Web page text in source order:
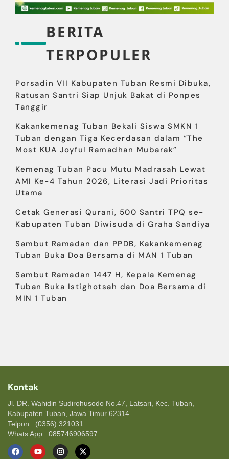
BERITA
TERPOPULER
Porsadin VII Kabupaten Tuban Resmi Dibuka,
Ratusan Santri Siap Unjuk Bakat di Ponpes
Tanggir
Kakankemenag Tuban Bekali Siswa SMKN 1
Tuban dengan Tiga Kecerdasan dalam “The
Most KUA Joyful Ramadhan Mubarak”
Kemenag Tuban Pacu Mutu Madrasah Lewat
AMI Ke-4 Tahun 2026, Literasi Jadi Prioritas
Utama
Cetak Generasi Qurani, 500 Santri TPQ se-
Kabupaten Tuban Diwisuda di Graha Sandiya
Sambut Ramadan dan PPDB, Kakankemenag
Tuban Buka Doa Bersama di MAN 1 Tuban
Sambut Ramadan 1447 H, Kepala Kemenag
Tuban Buka Istighotsah dan Doa Bersama di
MIN 1 Tuban
Kontak
Jl. DR. Wahidin Sudirohusodo No.47, Latsari, Kec. Tuban,
Kabupaten Tuban, Jawa Timur 62314
Telpon : (0356) 321031
Whats App : 085746906597